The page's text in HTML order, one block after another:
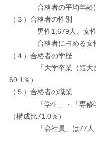
合格者の平均年齢
（３）合格者の性別
男性1,679人、女性
合格者に占める女性
（４）合格者の学歴
「大学卒業（短大含
69.1％）
（５）合格者の職業
「学生」・「専修学
（構成比71.0％）
「会社員」は77人（